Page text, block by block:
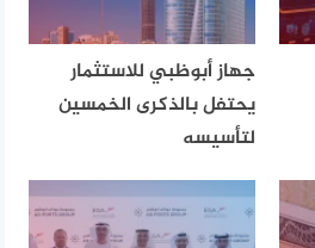
جهاز أبوظبي للاستثمار
يحتفل بالذكرى الخمسين
لتأسيسه